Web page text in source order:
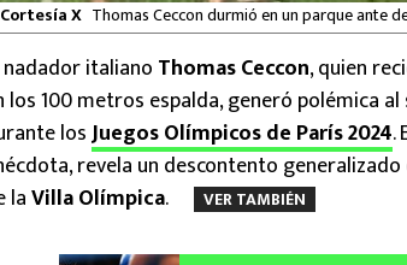
Cortesía X Thomas Ceccon durmió en un parque ante
nadador italiano Thomas Ceccon, quien
los 100 metros espalda, generó polémica
losJuegos Olímpicos de París 2024.
revela un descontento
laVilla Olímpica. VER TAMBIÉN